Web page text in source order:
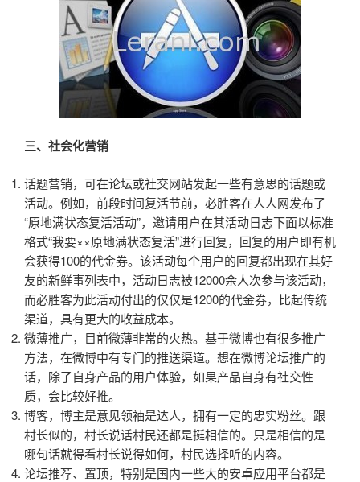
三、社会化营销
话题营销，可在论坛或社交网站发起一些有意思的话题或
活动。例如，前段时间复活节前，必胜客在人人网发布了
“原地满状态复活活动”，邀请用户在其活动日志下面以标准
格式“我要××原地满状态复活”进行回复，回复的用户即有机
会获得100的代金券。该活动每个用户的回复都出现在其好
友的新鲜事列表中，活动日志被12000余人次参与该活动，
而必胜客为此活动付出的仅仅是1200的代金券，比起传统
渠道，具有更大的收益成本。
微薄推广，目前微薄非常的火热。基于微博也有很多推广
方法，在微博中有专门的推送渠道。想在微博论坛推广的
话，除了自身产品的用户体验，如果产品自身有社交性
质，会比较好推。
博客，博主是意见领袖是达人，拥有一定的忠实粉丝。跟
村长似的，村长说话村民还都是挺相信的。只是相信的是
哪句话就得看村长说得如何，村民选择听的内容。
论坛推荐、置顶，特别是国内一些大的安卓应用平台都是